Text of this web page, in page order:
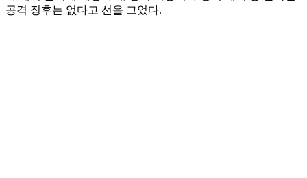
공격 징후는 없다고 선을 그었다.